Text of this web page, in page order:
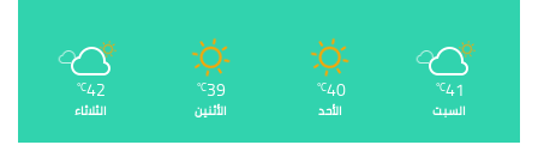
41
℃
السبت
40
℃
الأحد
39
℃
الأثنين
42
℃
الثلاثاء